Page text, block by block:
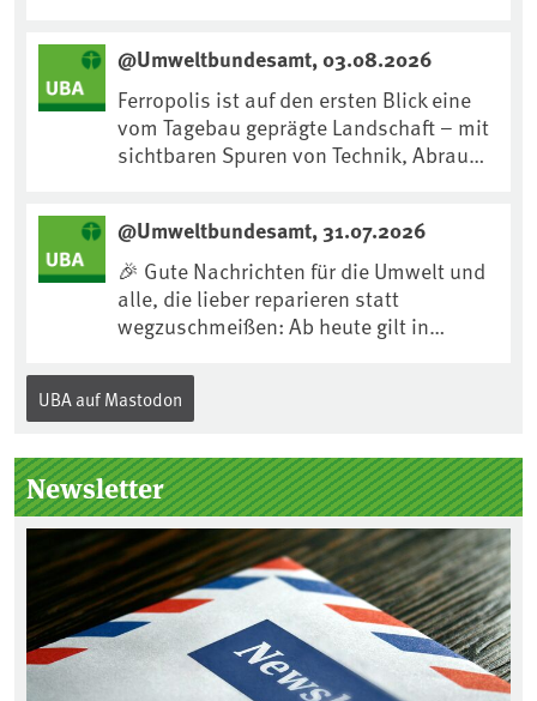
fft/dirk-messner-audio-100.html
@Umweltbundesamt, 03.08.2026
Ferropolis ist auf den ersten Blick eine
vom Tagebau geprägte Landschaft – mit
sichtbaren Spuren von Technik, Abraum
nur ihre bergbauliche Vergangenheit.
Hier lässt sich beobachten, wie sich aus
Kippenflächen lebendige Böden
entwickeln, Pflanzen Fuß fassen & neue
Lebensräume entstehen....
@Umweltbundesamt, 31.07.2026
🎉 Gute Nachrichten für die Umwelt und
alle, die lieber reparieren statt
wegzuschmeißen: Ab heute gilt in
„Recht auf Reparatur“.Demnach müssen
Hersteller allen Verbraucher*innen für
technisch möglich – nach Ablauf der
Gewährleistungsfrist Reparaturen zu
einem angemessenen Preis anbieten:
UBA auf Mastodon
Newsletter